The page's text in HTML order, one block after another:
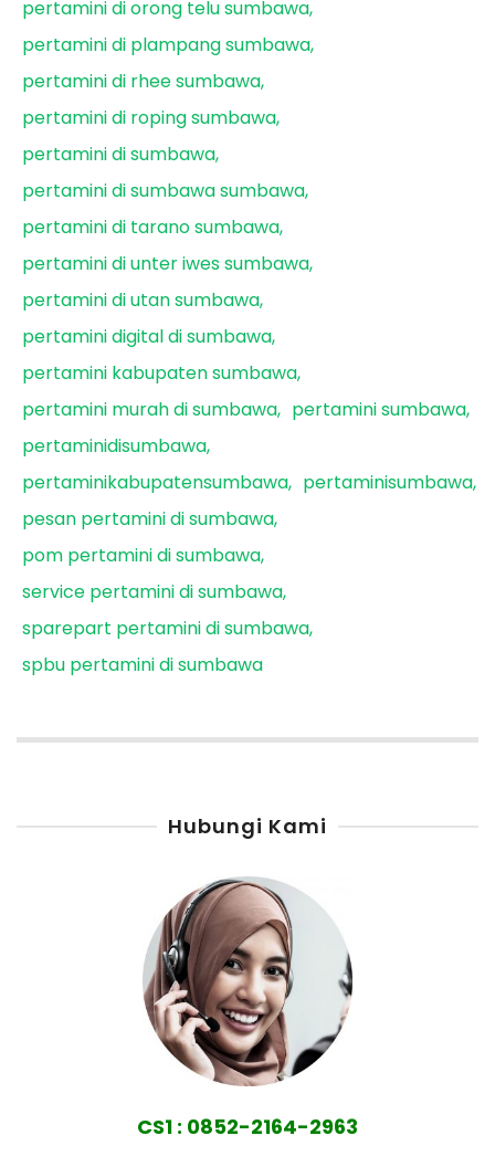
pertamini di orong telu sumbawa
pertamini di plampang sumbawa
pertamini di rhee sumbawa
pertamini di roping sumbawa
pertamini di sumbawa
pertamini di sumbawa sumbawa
pertamini di tarano sumbawa
pertamini di unter iwes sumbawa
pertamini di utan sumbawa
pertamini digital di sumbawa
pertamini kabupaten sumbawa
pertamini murah di sumbawa
pertamini sumbawa
pertaminidisumbawa
pertaminikabupatensumbawa
pertaminisumbawa
pesan pertamini di sumbawa
pom pertamini di sumbawa
service pertamini di sumbawa
sparepart pertamini di sumbawa
spbu pertamini di sumbawa
Hubungi Kami
CS1 : 0852-2164-2963